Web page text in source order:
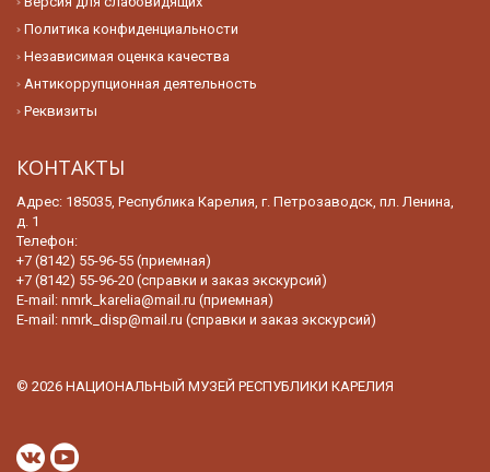
Политика конфиденциальности
Независимая оценка качества
Антикоррупционная деятельность
Реквизиты
КОНТАКТЫ
Адрес: 185035, Республика Карелия, г. Петрозаводск, пл. Ленина,
д. 1
Телефон:
+7 (8142) 55-96-55 (приемная)
+7 (8142) 55-96-20 (справки и заказ экскурсий)
E-mail: nmrk_karelia@mail.ru (приемная)
E-mail: nmrk_disp@mail.ru (справки и заказ экскурсий)
© 2026 НАЦИОНАЛЬНЫЙ МУЗЕЙ РЕСПУБЛИКИ КАРЕЛИЯ